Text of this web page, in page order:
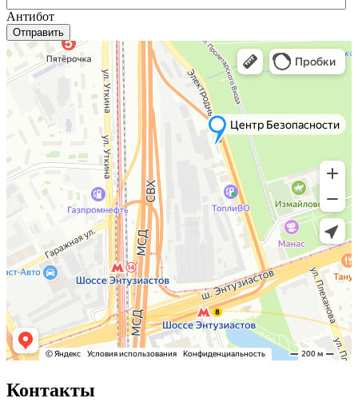
Антибот
Отправить
Контакты